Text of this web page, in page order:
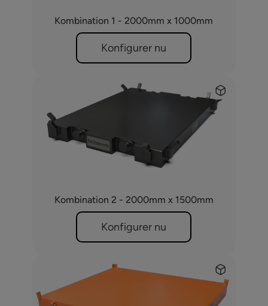
Kombination 1 - 2000mm x 1000mm
Konfigurer nu
Kombination 2 - 2000mm x 1500mm
Konfigurer nu